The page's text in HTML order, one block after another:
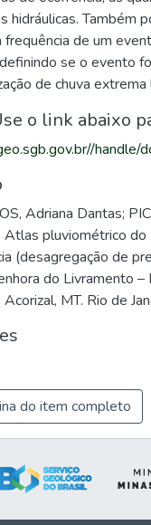
hidráulicas. Também
frequência de um
se o evento
de chuva extrema
o link abaixo
handle/
Adriana Dantas;
Atlas pluviométrico
(desagregação de
do Livramento
Acorizal, MT. Rio de
do item completo